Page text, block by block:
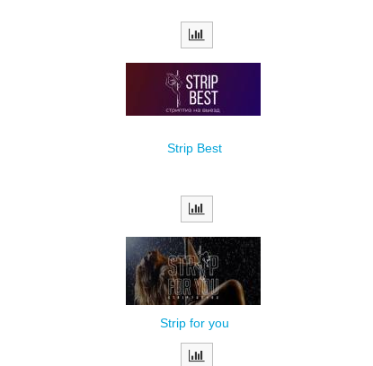
Strip Best
Strip for you